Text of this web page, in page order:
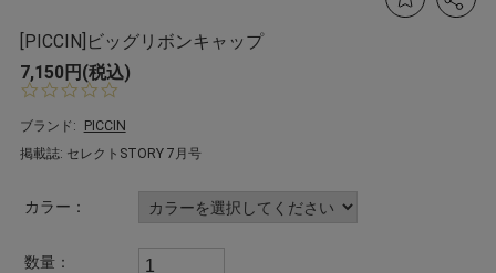
[PICCIN]ビッグリボンキャップ
7,150円(税込)
0.
s
t
a
ブランド:
PICCIN
掲載誌: セレクトSTORY 7月号
カラー：
数量：